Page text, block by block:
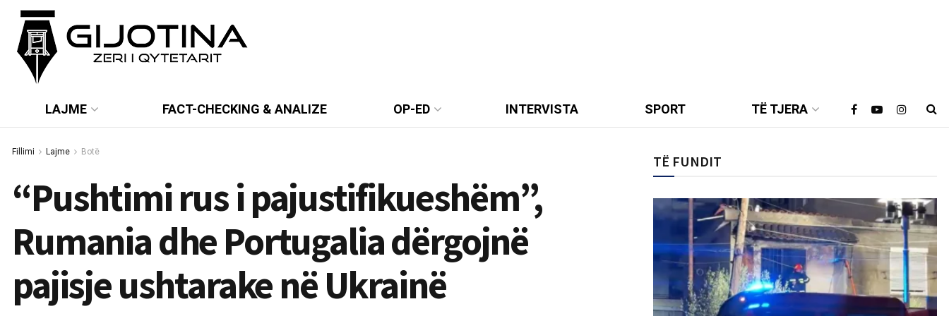
LAJME FACT-CHECKING & ANALIZE OP-ED INTERVISTA SPORT TË TJERA
Fillimi Lajme Botë
“Pushtimi rus i pajustifikueshëm”,
Rumania dhe Portugalia dërgojnë
pajisje ushtarake në Ukrainë
TË FUNDIT